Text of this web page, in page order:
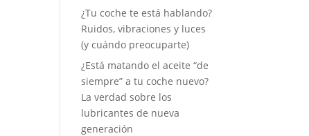
¿Tu coche te está hablando?
Ruidos, vibraciones y luces
(y cuándo preocuparte)
¿Está matando el aceite “de
siempre” a tu coche nuevo?
La verdad sobre los
lubricantes de nueva
generación